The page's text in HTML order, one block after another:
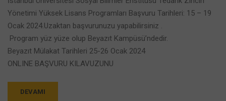
Yönetimi Yüksek Lisans Programları Başvuru Tarihleri: 15 – 19
Ocak 2024.Uzaktan başvurunuzu yapabilirsiniz .
Program yüz yüze olup Beyazıt Kampüsü’ndedir.
Beyazıt Mülakat Tarihleri 25-26 Ocak 2024
ONLINE BAŞVURU KILAVUZUNU
DEVAMI